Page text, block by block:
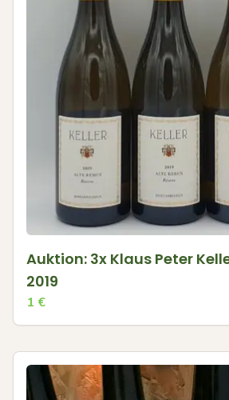
Auktion: 3x Klaus Peter
2019
1 €